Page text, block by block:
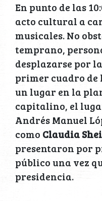
En punto de las
acto cultural a
musicales. No
temprano,
desplazarse por
primer cuadro
un lugar en la
capitalino, el
Andrés Manuel
como Claudia
presentaron por
público una vez
presidencia.